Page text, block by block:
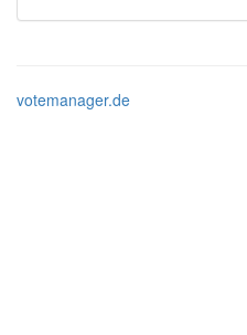
votemanager.de